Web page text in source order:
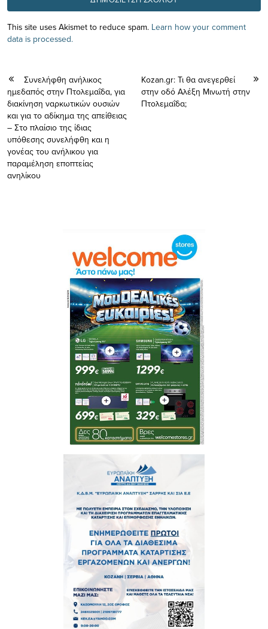
This site uses Akismet to reduce spam. Learn how your comment
data is processed.
Συνελήφθη ανήλικος
ημεδαπός στην Πτολεμαΐδα, για
διακίνηση ναρκωτικών ουσιών
και για το αδίκημα της απείθειας
– Στο πλαίσιο της ίδιας
υπόθεσης συνελήφθη και η
γονέας του ανήλικου για
παραμέληση εποπτείας
ανηλίκου
Kozan.gr: Τι θα ανεγερθεί
στην οδό Αλέξη Μινωτή στην
Πτολεμαΐδα;